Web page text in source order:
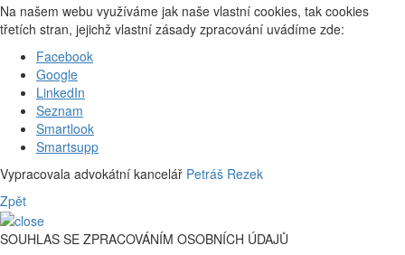
Na našem webu využíváme jak naše vlastní cookies, tak cookies
třetích stran, jejichž vlastní zásady zpracování uvádíme zde:
Facebook
Google
LinkedIn
Seznam
Smartlook
Smartsupp
Vypracovala advokátní kancelář Petráš Rezek
Zpět
SOUHLAS SE ZPRACOVÁNÍM OSOBNÍCH ÚDAJŮ